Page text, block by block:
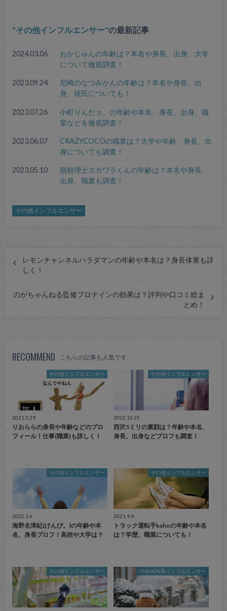
その他インフルエンサー の最新記事
2024.03.06
おかじゅんの年齢は？本名や身長、出身、大学
について徹底調査！
2023.09.24
尼崎のなつみかんの年齢は？本名や身長、出
身、彼氏についても！
2023.07.26
小町りんだョ。の年齢や本名、身長、出身、職
業などを徹底調査！
2023.06.07
CRAZYCOCOの職業は？大学や年齢、身長、出
身についても調査！
2023.05.10
脱税理士スガワラくんの年齢は？本名や身長、
出身、職業も調査！
その他インフルエンサー
レモンチャンネルハラダマンの年齢や本名は？身長体重も詳
しく！
のがちゃんねる監修プロテインの効果は？評判や口コミ総ま
とめ！
RECOMMEND こちらの記事も人気です。
その他インフルエンサー
2021.5.29
りおららの身長や年齢などのプロ
フィール！仕事(職業)も詳しく！
その他インフルエンサー
2022.10.25
西沢5ミリの素顔は？年齢や本名、
身長、出身などプロフも調査！
その他インフルエンサー
2022.3.6
海野名津紀(けんぴ。)の年齢や本
名、身長プロフ！高校や大学は？
その他インフルエンサー
2021.9.4
トラック運転手kahoの年齢や本名
は？学歴、職業についても！
その他インフルエンサー FASHION系インフルエンサー